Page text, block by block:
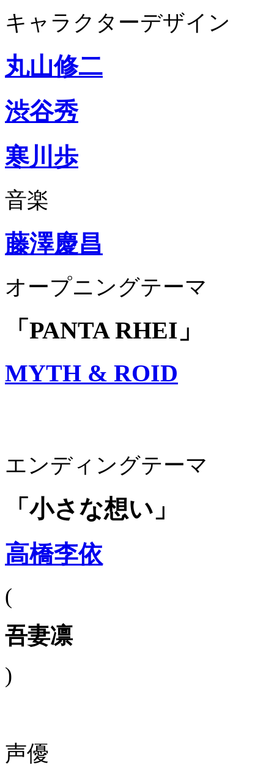
キャラクターデザイン
丸山修二
渋谷秀
寒川歩
音楽
藤澤慶昌
オープニングテーマ
「PANTA RHEI」
MYTH & ROID
エンディングテーマ
「小さな想い」
高橋李依
(
吾妻凛
)
声優